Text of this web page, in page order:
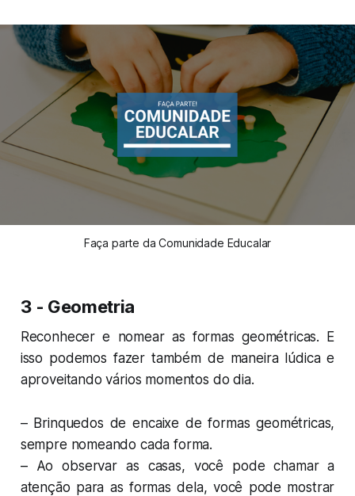
Faça parte da Comunidade Educalar
3 - Geometria
Reconhecer e nomear as formas geométricas. E
isso podemos fazer também de maneira lúdica e
aproveitando vários momentos do dia.
– Brinquedos de encaixe de formas geométricas,
sempre nomeando cada forma.
– Ao observar as casas, você pode chamar a
atenção para as formas dela, você pode mostrar